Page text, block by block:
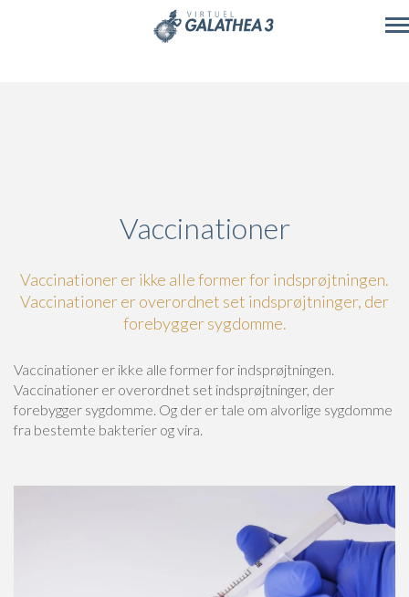
Vaccinationer
Vaccinationer er ikke alle former for indsprøjtningen.
Vaccinationer er overordnet set indsprøjtninger, der
forebygger sygdomme.
Vaccinationer er ikke alle former for indsprøjtningen.
Vaccinationer er overordnet set indsprøjtninger, der
forebygger sygdomme. Og der er tale om alvorlige sygdomme
fra bestemte bakterier og vira.